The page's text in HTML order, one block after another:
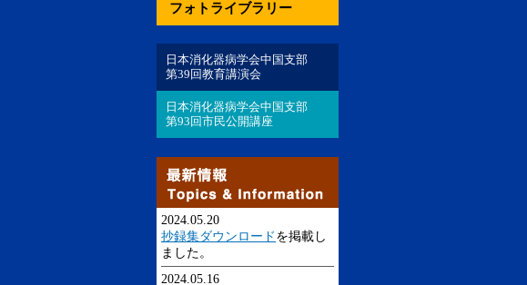
フォトライブラリー
日本消化器病学会中国支部
第39回教育講演会
日本消化器病学会中国支部
第93回市民公開講座
2024.05.20
抄録集ダウンロード を掲載し
ました。
2024.05.16